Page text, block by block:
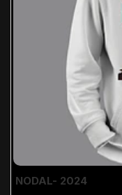
NODAL- 2024